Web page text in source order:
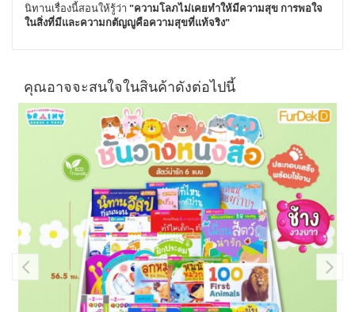
นิทานเรื่องนี้สอนให้รู้ว่า "ความโลภไม่เคยทำให้มีความสุข การพอใจ
ในสิ่งที่มีและความกตัญญูคือความสุขที่แท้จริง"
คุณอาจจะสนใจในสินค้าดังต่อไปนี้